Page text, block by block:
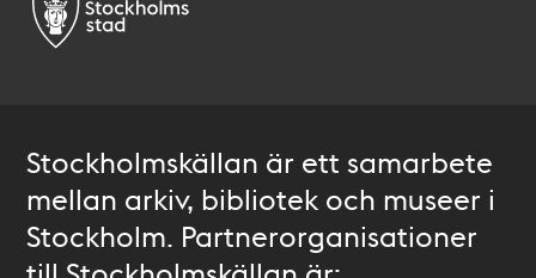
Stockholmskällan är ett samarbete
mellan arkiv, bibliotek och museer i
Stockholm. Partnerorganisationer